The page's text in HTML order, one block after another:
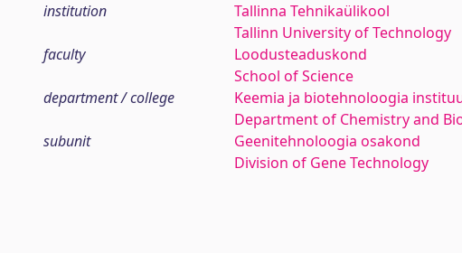
institution
Tallinna Tehnikaülikool
Tallinn University of Technology
faculty
Loodusteaduskond
School of Science
department / college
Keemia ja biotehnoloogia
Department of Chemistry and
subunit
Geenitehnoloogia osakond
Division of Gene Technology